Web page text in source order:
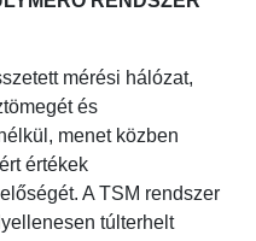
mérési hálózat,
és
menet közben
értékek
A TSM rendszer
túlterhelt